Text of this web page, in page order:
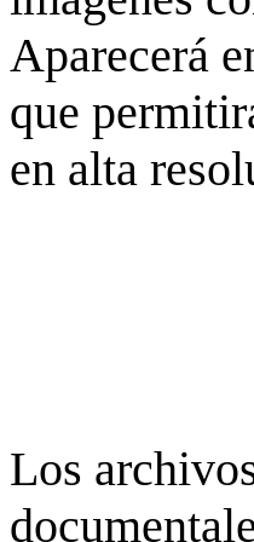
Aparecerá
que
en alta
Los